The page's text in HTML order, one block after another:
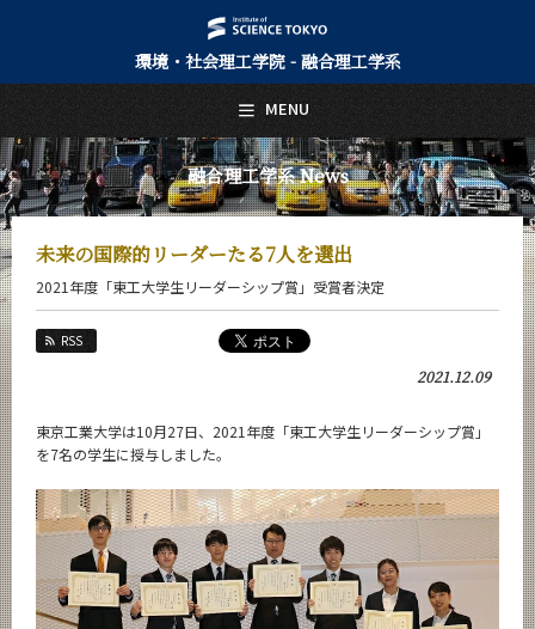
環境・社会理工学院 - 融合理工学系
融合理工学系 News
未来の国際的リーダーたる7人を選出
2021年度「東工大学生リーダーシップ賞」受賞者決定
RSS
2021.12.09
東京工業大学は10月27日、2021年度「東工大学生リーダーシップ賞」
を7名の学生に授与しました。
MENU
日本語 English
トップページ
Top Page
融合理工学系について
About Us
Education
教員・研究室
Faculty and Laboratories
入学案内
融合理工学系 News
News
News 一覧